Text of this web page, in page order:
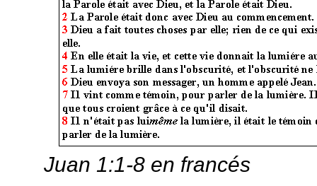
Juan 1:1-8 en francés